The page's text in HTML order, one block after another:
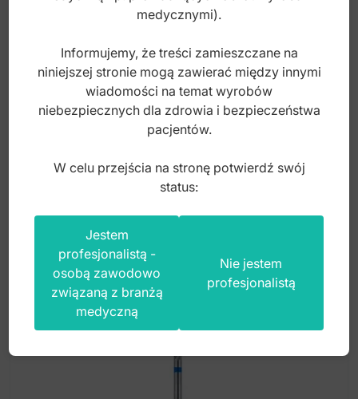
Easy-Color Ekskawator 2mm, fig. 65/66
brutto
medycznymi).
Informujemy, że treści zamieszczane na
niniejszej stronie mogą zawierać między innymi
wiadomości na temat wyrobów
niebezpiecznych dla zdrowia i bezpieczeństwa
pacjentów.
W celu przejścia na stronę potwierdź swój
status:
Jestem
profesjonalistą -
osobą zawodowo
związaną z branżą
medyczną
Nie jestem
profesjonalistą